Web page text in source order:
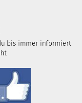
bis immer informiert